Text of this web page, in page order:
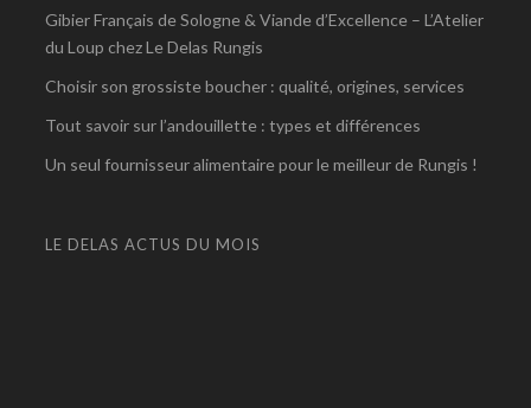
Gibier Français de Sologne & Viande d’Excellence – L’Atelier
du Loup chez Le Delas Rungis
Choisir son grossiste boucher : qualité, origines, services
Tout savoir sur l’andouillette : types et différences
Un seul fournisseur alimentaire pour le meilleur de Rungis !
LE DELAS ACTUS DU MOIS